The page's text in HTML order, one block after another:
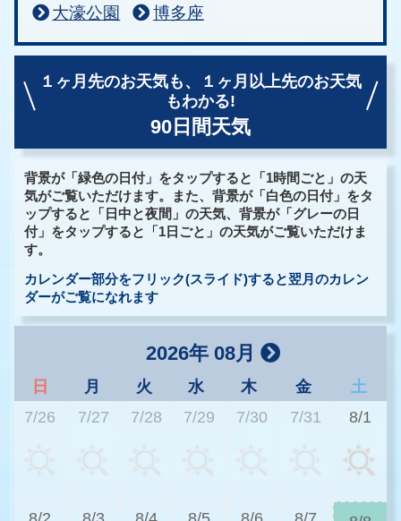
大濠公園
博多座
１ヶ月先のお天気も、
１ヶ月以上先のお天気
もわかる!
90日間天気
背景が「緑色の日付」をタップすると「1時間ごと」の天
気がご覧いただけます。また、背景が「白色の日付」をタ
ップすると「日中と夜間」の天気、背景が「グレーの日
付」をタップすると「1日ごと」の天気がご覧いただけま
す。
カレンダー部分をフリック(スライド)すると翌月のカレン
ダーがご覧になれます
2026年 08月
日 月 火 水 木 金
土
7/26
7/27 7/28 7/29 7/30 7/31 8/1